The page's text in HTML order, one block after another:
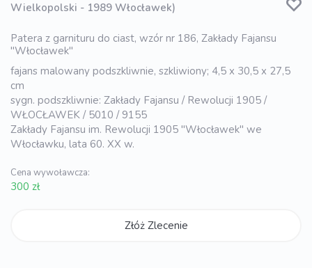
Wielkopolski - 1989 Włocławek)
Patera z garnituru do ciast, wzór nr 186, Zakłady Fajansu
"Włocławek"
fajans malowany podszkliwnie, szkliwiony; 4,5 x 30,5 x 27,5
cm
sygn. podszkliwnie: Zakłady Fajansu / Rewolucji 1905 /
WŁOCŁAWEK / 5010 / 9155
Zakłady Fajansu im. Rewolucji 1905 "Włocławek" we
Włocławku, lata 60. XX w.
Cena wywoławcza:
300 zł
Złóż Zlecenie